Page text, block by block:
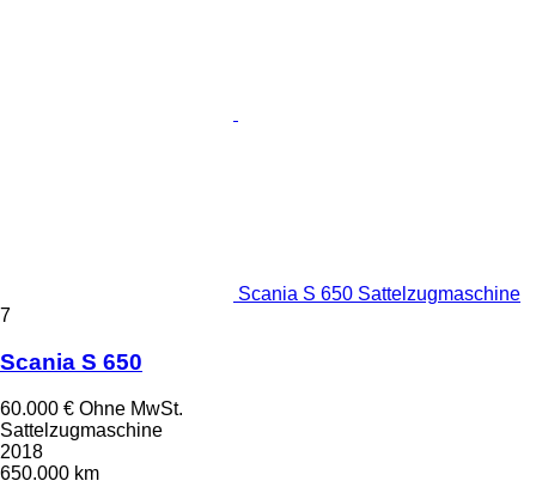
Scania S 650 Sattelzugmaschine
7
Scania S 650
60.000 € Ohne MwSt.
Sattelzugmaschine
2018
650.000 km